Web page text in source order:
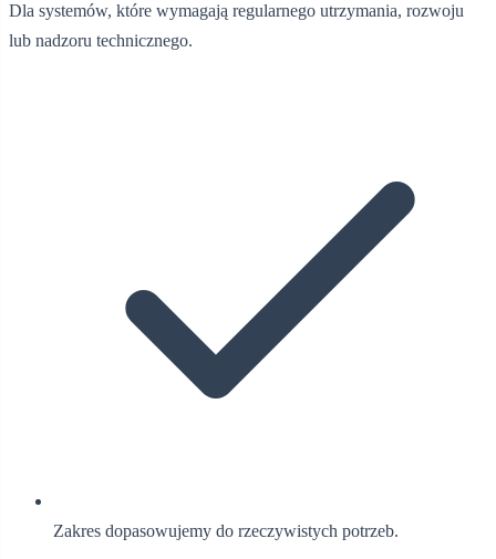
Dla systemów, które wymagają regularnego utrzymania, rozwoju
lub nadzoru technicznego.
Zakres dopasowujemy do rzeczywistych potrzeb.